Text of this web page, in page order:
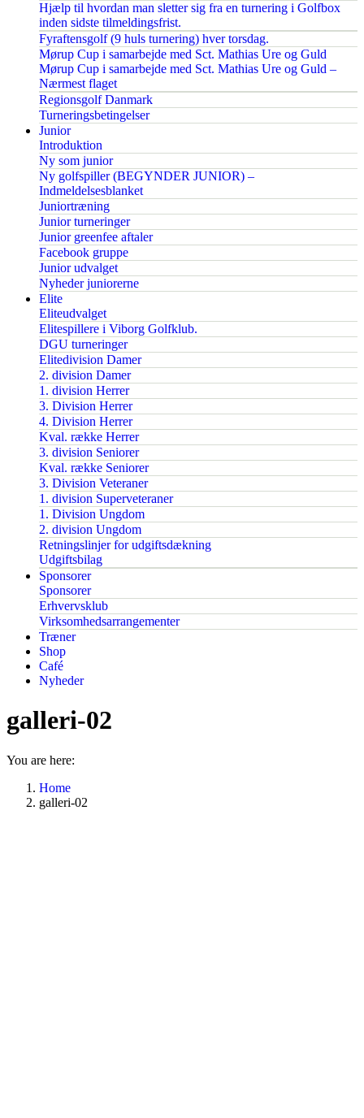
Hjælp til hvordan man sletter sig fra en turnering i Golfbox
inden sidste tilmeldingsfrist.
Fyraftensgolf (9 huls turnering) hver torsdag.
Mørup Cup i samarbejde med Sct. Mathias Ure og Guld
Mørup Cup i samarbejde med Sct. Mathias Ure og Guld –
Nærmest flaget
Regionsgolf Danmark
Turneringsbetingelser
Junior
Introduktion
Ny som junior
Ny golfspiller (BEGYNDER JUNIOR) –
Indmeldelsesblanket
Juniortræning
Junior turneringer
Junior greenfee aftaler
Facebook gruppe
Junior udvalget
Nyheder juniorerne
Elite
Eliteudvalget
Elitespillere i Viborg Golfklub.
DGU turneringer
Elitedivision Damer
2. division Damer
1. division Herrer
3. Division Herrer
4. Division Herrer
Kval. række Herrer
3. division Seniorer
Kval. række Seniorer
3. Division Veteraner
1. division Superveteraner
1. Division Ungdom
2. division Ungdom
Retningslinjer for udgiftsdækning
Udgiftsbilag
Sponsorer
Sponsorer
Erhvervsklub
Virksomhedsarrangementer
Træner
Shop
Café
Nyheder
galleri-02
You are here:
Home
galleri-02